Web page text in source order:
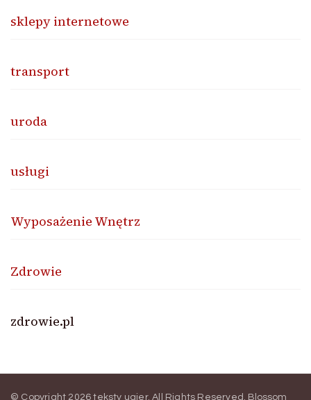
sklepy internetowe
transport
uroda
usługi
Wyposażenie Wnętrz
Zdrowie
zdrowie.pl
© Copyright 2026teksty ugier. All Rights Reserved. Blossom